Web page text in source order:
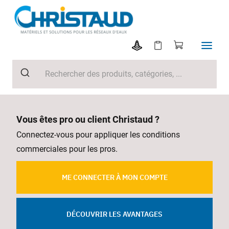
Vous êtes pro ou client Christaud ?
Connectez-vous pour appliquer les conditions
commerciales pour les pros.
ME CONNECTER À MON COMPTE
DÉCOUVRIR LES AVANTAGES